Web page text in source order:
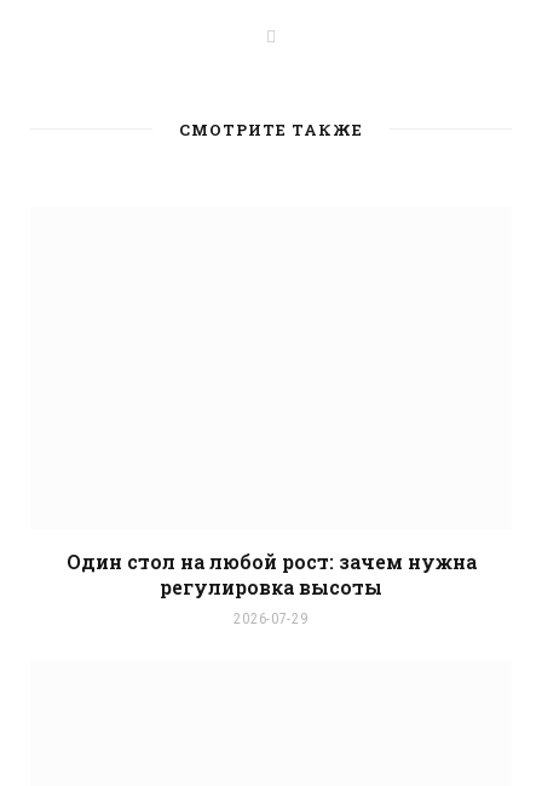
t
e
СМОТРИТЕ ТАКЖЕ
Один стол на любой рост: зачем нужна
регулировка высоты
2026-07-29